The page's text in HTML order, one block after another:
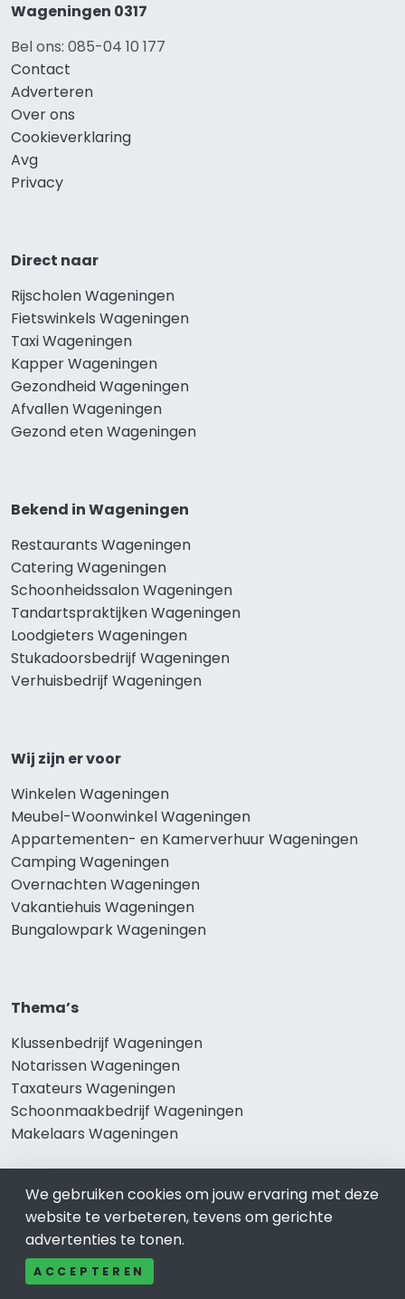
Wageningen 0317
Bel ons: 085-04 10 177
Contact
Adverteren
Over ons
Cookieverklaring
Avg
Privacy
Direct naar
Rijscholen Wageningen
Fietswinkels Wageningen
Taxi Wageningen
Kapper Wageningen
Gezondheid Wageningen
Afvallen Wageningen
Gezond eten Wageningen
Bekend in Wageningen
Restaurants Wageningen
Catering Wageningen
Schoonheidssalon Wageningen
Tandartspraktijken Wageningen
Loodgieters Wageningen
Stukadoorsbedrijf Wageningen
Verhuisbedrijf Wageningen
Wij zijn er voor
Winkelen Wageningen
Meubel-Woonwinkel Wageningen
Appartementen- en Kamerverhuur Wageningen
Camping Wageningen
Overnachten Wageningen
Vakantiehuis Wageningen
Bungalowpark Wageningen
Thema’s
Klussenbedrijf Wageningen
Notarissen Wageningen
Taxateurs Wageningen
Schoonmaakbedrijf Wageningen
Makelaars Wageningen
Onze producten
Keuken Wageningen
Vca Wageningen
We gebruiken cookies om jouw ervaring met deze
website te verbeteren, tevens om gerichte
advertenties te tonen.
ACCEPTEREN